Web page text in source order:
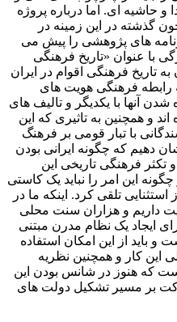
حاشیه ای. اما درباره پروژه
گذشته در این زمینه در
های پژوهشی را پیش می
با عنوان «تاریخ فرهنگی
تاریخ فرهنگی اقوام در ایران
فرهنگی هویت های
آنها با یکدیگر و تالیف های
و همچنین به تاثیری که این
با تبار قومی بر فرهنگ
دهیم که چگونه ایرانی بودن
تکثر فرهنگی تاریخی این
این امر را نباید یک کاستی
تلقی کرد. اینکه ما در
داریم و هزاران سنت محلی
ایجاد یک نظام مدرن مبتنی
و باید از این امکان استفاده
این کار و همچنین نظریه
که هنوز در شانس بودن این
بر مسیر تشکیل دولت های